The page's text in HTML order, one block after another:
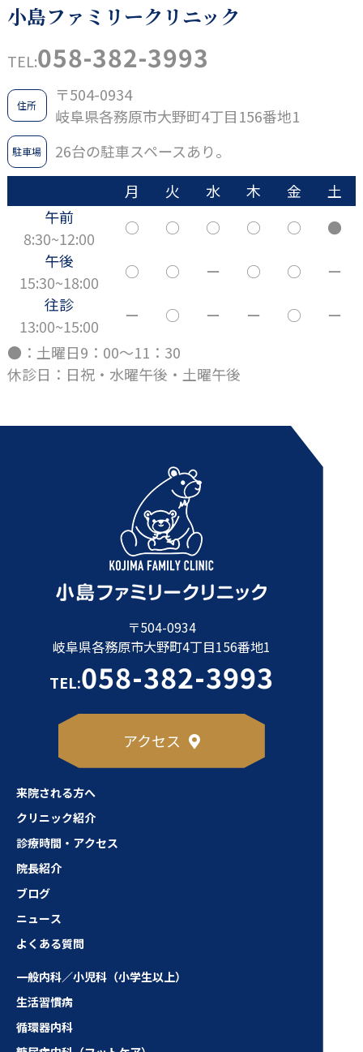
小島ファミリークリニック
TEL:058-382-3993
住所
〒504-0934
岐阜県各務原市大野町4丁目156番地1
駐車場
26台の駐車スペースあり。
月
火 水 木 金
土
午前
8:30~12:00
○ ○ ○ ○ ○
●
午後
15:30~18:00
○ ○ ー ○ ○
ー
往診
13:00~15:00
ー ○ ー ー ○
ー
●：土曜日9：00～11：30
休診日：日祝・水曜午後・土曜午後
〒504-0934
岐阜県各務原市大野町4丁目156番地1
TEL:058-382-3993
アクセス
来院される方へ
クリニック紹介
診療時間・アクセス
院長紹介
ブログ
ニュース
よくある質問
一般内科／小児科（小学生以上）
生活習慣病
循環器内科